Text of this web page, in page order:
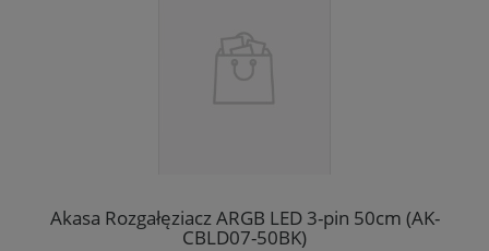
Akasa Rozgałęziacz ARGB LED 3-pin 50cm (AK-
CBLD07-50BK)